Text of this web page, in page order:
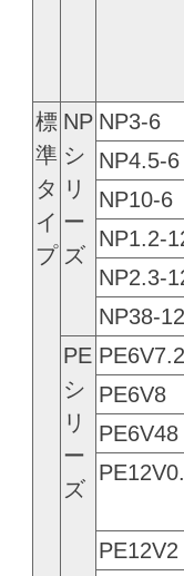
標
準
タ
イ
プ
NP
シ
リ
ー
ズ
NP3-6
NP4.5-6
NP10-6
NP1.2-
NP2.3-
NP38-
PE
シ
リ
ー
ズ
PE6V7.2
PE6V8
PE6V48
PE12V2